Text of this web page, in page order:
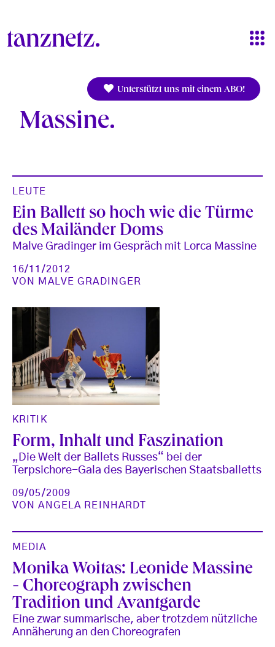
Unterstützt uns mit einem ABO!
Massine
LEUTE
Ein Ballett so hoch wie die Türme
des Mailänder Doms
Malve Gradinger im Gespräch mit Lorca Massine
16/11/2012
VON MALVE GRADINGER
KRITIK
Form, Inhalt und Faszination
„Die Welt der Ballets Russes“ bei der
Terpsichore-Gala des Bayerischen Staatsballetts
09/05/2009
VONANGELA REINHARDT
MEDIA
Monika Woitas: Leonide Massine
- Choreograph zwischen
Tradition und Avantgarde
Eine zwar summarische, aber trotzdem nützliche
Annäherung an den Choreografen